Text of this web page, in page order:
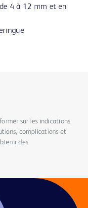
4 à 12 mm et en
sur les indications,
complications et
des